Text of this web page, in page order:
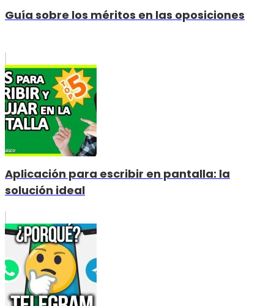
Guía sobre los méritos en las oposiciones
Aplicación para escribir en pantalla: la
solución ideal